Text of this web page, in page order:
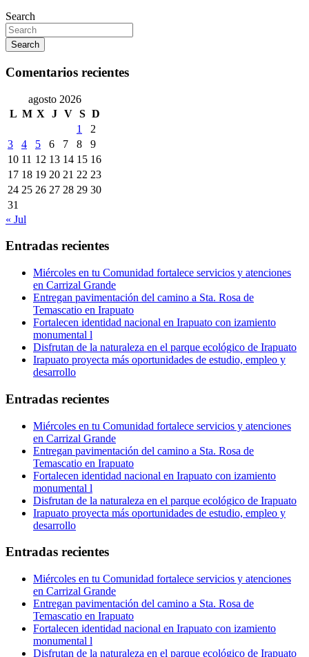
Search
Search
Comentarios recientes
agosto 2026
L M X J V S D
1
2
3
4 5 6 7 8
9
10 11 12 13 14 15 16
17 18 19 20 21 22 23
24 25 26 27 28 29 30
31
« Jul
Entradas recientes
Miércoles en tu Comunidad fortalece servicios y atenciones
en Carrizal Grande
Entregan pavimentación del camino a Sta. Rosa de
Temascatio en Irapuato
Fortalecen identidad nacional en Irapuato con izamiento
monumental l
Disfrutan de la naturaleza en el parque ecológico de Irapuato
Irapuato proyecta más oportunidades de estudio, empleo y
desarrollo
Entradas recientes
Miércoles en tu Comunidad fortalece servicios y atenciones
en Carrizal Grande
Entregan pavimentación del camino a Sta. Rosa de
Temascatio en Irapuato
Fortalecen identidad nacional en Irapuato con izamiento
monumental l
Disfrutan de la naturaleza en el parque ecológico de Irapuato
Irapuato proyecta más oportunidades de estudio, empleo y
desarrollo
Entradas recientes
Miércoles en tu Comunidad fortalece servicios y atenciones
en Carrizal Grande
Entregan pavimentación del camino a Sta. Rosa de
Temascatio en Irapuato
Fortalecen identidad nacional en Irapuato con izamiento
monumental l
Disfrutan de la naturaleza en el parque ecológico de Irapuato